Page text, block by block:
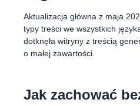
Aktualizacja główna z maja
typy treści we wszystkich
dotknęła witryny z treścią
o małej zawartości.
Jak zachować